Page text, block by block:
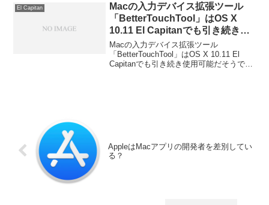
El Capitan
Macの入力デバイス拡張ツール
「BetterTouchTool」はOS X
10.11 El Capitanでも引き続き使
用可能。
Macの入力デバイス拡張ツール
「BetterTouchTool」はOS X 10.11 El
Capitanでも引き続き使用可能だそうで
AppleはMacアプリの開発者を差別してい
る？